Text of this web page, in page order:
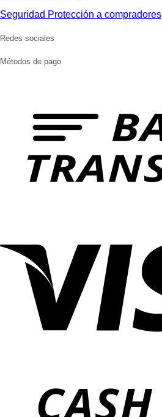
Seguridad Protección a compradores
Redes sociales
Métodos de pago